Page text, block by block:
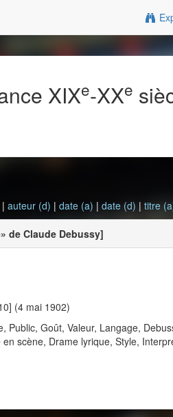
XIXe-XXe
|auteur (d) |date (a) |date (d) |titre
de Claude Debussy]
(4 mai 1902)
Public, Goût, Valeur, Langage,
scène, Drame lyrique, Style,